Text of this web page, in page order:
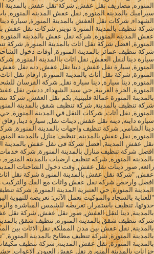
المنوره, مصاريف نقل عفش, شركة نقل عفش بالمدينة
سيراميك بالمدينة المنورة, نقل عفش المدينة
الشهداء, شركات نقل العفش بالمدينة المنورة, سيارة
شركة تنظيف بالمدينة المنورة تويتر, شركات نقل عفش
عفش المدينة المنورة, شركه نقل عفش بالمدينة
المنورة, افضل شركة نقل اثاث بالمدينة المنورة, شركة
شركة تنظيف عمائر بالمدينة المنورة, أوقات دخول
سيارة دينا لنقل العفش, نقل اثاث باالمدينة المنورة,
المنورة, سيارة نقل عفش, دينا نقل عفش, دنه نقل
المنورة, شركة نقل أثاث بالمدينة المنورة, ارقام نقل
المنوره, دينا سيارة, دينا سيارة نقل, شركة الفرسان
المنورة, الحرة الغربية, حي سيد الشهداء, ددسن
بالمدينة المنورة عمالة فلبينية, بكم نقل العفش, شركة
شركة تنظيف بالمدينة, شركة تنظيف شقق بالمدينة
المنورة, نقل أثاث, شركات النقل في المدينة المنورة, حي
سياره داينه, دينه نقل عفش, دينات نقل, سياره دينا,
دينا الشامي, شركة تنظيف واجهات بالمدينة المنورة,
المنوره, نقل عفش بالمدينه, تنظيف منازل بالمدينة
نقل عفش المدينة, أفضل شركة فى نقل عفش بالمدينة
افضل شركة تنظيف منازل بالمدينة المنورة, شركة
بالمدينة المنورة, شركة تنظيف ارضيات بالمدينة
رائعه, صور دينات نقل عفش, وقت دخول الشاحنات
عفش, "شركة نقل عفش بالمدينة المنورة شركة نقل اثاث
افضل وارخص شركة نقل عفش واثاث مع الفك والتركيب
المدينة المنورة, حي العنبرية المدينة المنورة, شركة
"للعناية بالسجاد والموكيت نعمل الآتي: تعريضه للتهوية
حدوثها. تنظيف باستمرار. تعريضه للشمس المباشرة
بالمدينة, دينا لنقل العفش, صور نقل عفش, شركة نقل عفش
شركه تنظيف شقق بالمدينه المنوره, تنظيف شقق
بالمدينة, نقل عفش بين مدن المملكة, نقل الاثاث بين
بالمدينة المنورة, شركة تنظيف مطابخ بالمدينة
بالمدينة المنورة, نقل عفش المدينه, شركة تنظيف
خزانات بالمدينة المنورة, نقل عفش العيون, الاغوات,